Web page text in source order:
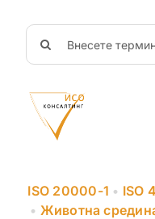
content
Search
for:
ISO 20000-1 • ISO
• Животна